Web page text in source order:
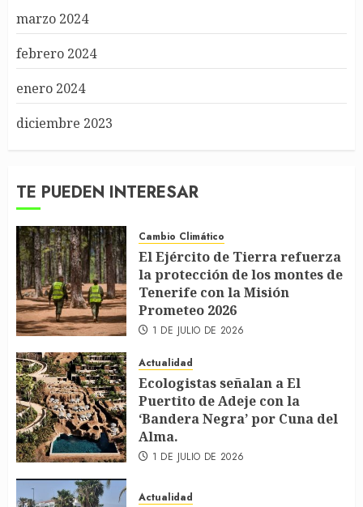
marzo 2024
febrero 2024
enero 2024
diciembre 2023
TE PUEDEN INTERESAR
Cambio Climático
El Ejército de Tierra refuerza
la protección de los montes de
Tenerife con la Misión
Prometeo 2026
1 DE JULIO DE 2026
Actualidad
Ecologistas señalan a El
Puertito de Adeje con la
‘Bandera Negra’ por Cuna del
Alma.
1 DE JULIO DE 2026
Actualidad